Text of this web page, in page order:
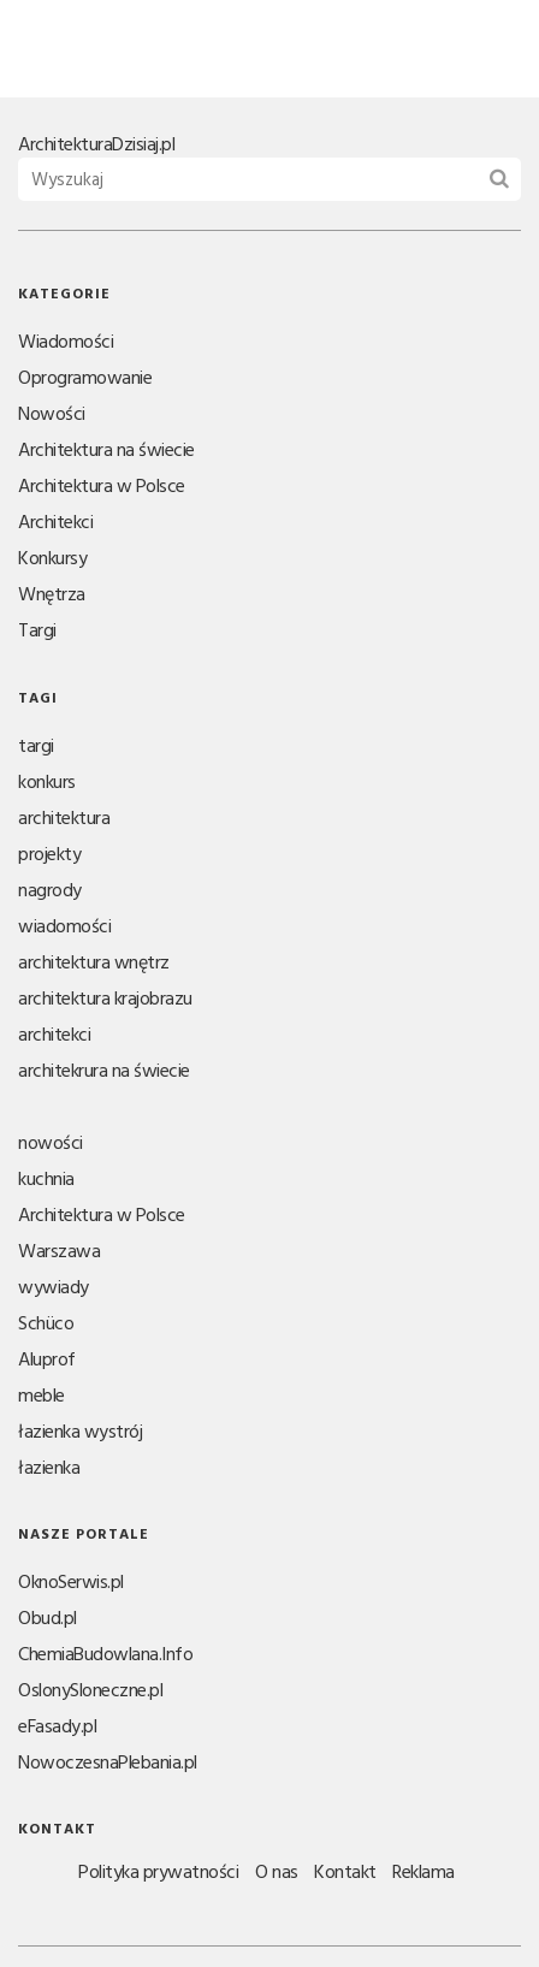
ArchitekturaDzisiaj.pl
KATEGORIE
Wiadomości
Oprogramowanie
Nowości
Architektura na świecie
Architektura w Polsce
Architekci
Konkursy
Wnętrza
Targi
TAGI
targi
konkurs
architektura
projekty
nagrody
wiadomości
architektura wnętrz
architektura krajobrazu
architekci
architekrura na świecie
nowości
kuchnia
Architektura w Polsce
Warszawa
wywiady
Schüco
Aluprof
meble
łazienka wystrój
łazienka
NASZE PORTALE
OknoSerwis.pl
Obud.pl
ChemiaBudowlana.Info
OslonySloneczne.pl
eFasady.pl
NowoczesnaPlebania.pl
KONTAKT
Polityka prywatności O nas Kontakt Reklama